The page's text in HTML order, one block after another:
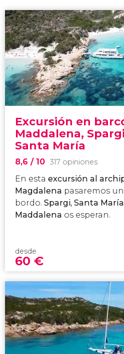
Excursión en
Maddalena,
Santa María
8,6 / 10 317 opiniones
En esta excursión al
Magdalena pasaremos
bordo. Spargi, Santa
Maddalena os esperan.
desde
60 €